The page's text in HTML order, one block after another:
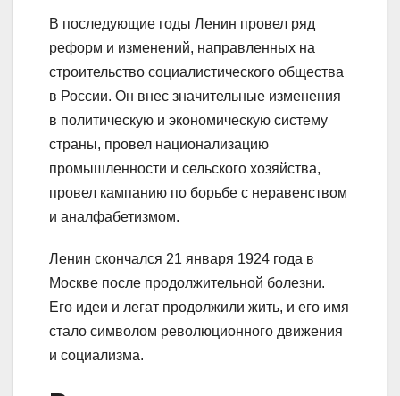
В последующие годы Ленин провел ряд
реформ и изменений, направленных на
строительство социалистического общества
в России. Он внес значительные изменения
в политическую и экономическую систему
страны, провел национализацию
промышленности и сельского хозяйства,
провел кампанию по борьбе с неравенством
и аналфабетизмом.
Ленин скончался 21 января 1924 года в
Москве после продолжительной болезни.
Его идеи и легат продолжили жить, и его имя
стало символом революционного движения
и социализма.